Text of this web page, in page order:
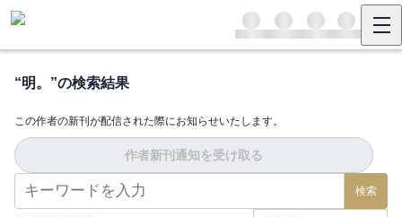
“明。 ”の検索結果
この作者の新刊が配信された際にお知らせいたします。
作者新刊通知を受け取る
検索